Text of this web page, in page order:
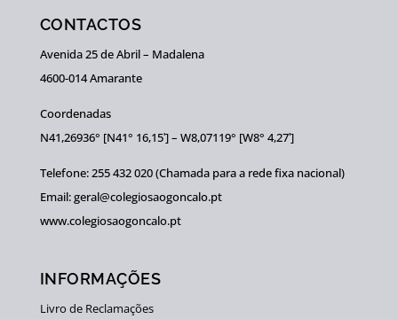
CONTACTOS
Avenida 25 de Abril – Madalena
4600-014 Amarante
Coordenadas
N41,26936° [N41° 16,15ʹ] – W8,07119° [W8° 4,27ʹ]
Telefone: 255 432 020 (Chamada para a rede fixa nacional)
Email: geral@colegiosaogoncalo.pt
www.colegiosaogoncalo.pt
INFORMAÇÕES
Livro de Reclamações